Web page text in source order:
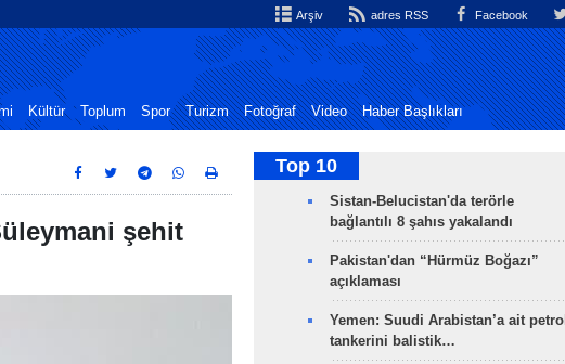
Arşiv adres RSS Facebook
Kültür Toplum Spor Turizm Fotoğraf Video Haber Başlıkları
şehit
Top 10
Sistan-Belucistan'da terörle
bağlantılı 8 şahıs yakalandı
Pakistan'dan “Hürmüz Boğazı”
açıklaması
Yemen: Suudi Arabistan’a ait petrol
tankerini balistik…